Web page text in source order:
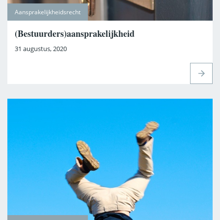
Aansprakelijkheidsrecht
(Bestuurders)aansprakelijkheid
31 augustus, 2020